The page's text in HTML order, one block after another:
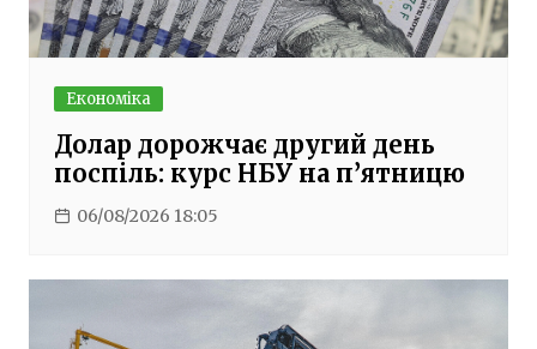
Економіка
Долар дорожчає другий день
поспіль: курс НБУ на п’ятницю
06/08/2026 18:05